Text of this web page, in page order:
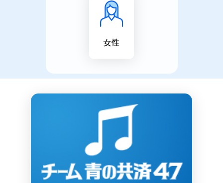
女性